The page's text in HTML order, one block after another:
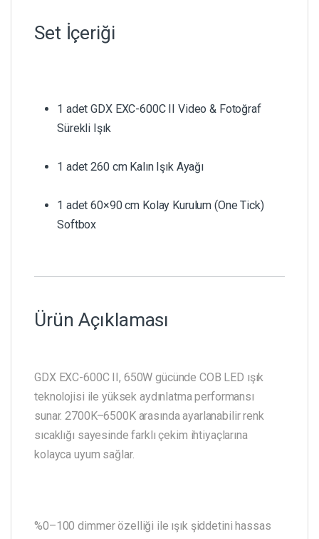
Set İçeriği
1 adet GDX EXC-600C II Video & Fotoğraf
Sürekli Işık
1 adet 260 cm Kalın Işık Ayağı
1 adet 60×90 cm Kolay Kurulum (One Tick)
Softbox
Ürün Açıklaması
GDX EXC-600C II, 650W gücünde COB LED ışık
teknolojisi ile yüksek aydınlatma performansı
sunar. 2700K–6500K arasında ayarlanabilir renk
sıcaklığı sayesinde farklı çekim ihtiyaçlarına
kolayca uyum sağlar.
%0–100 dimmer özelliği ile ışık şiddetini hassas